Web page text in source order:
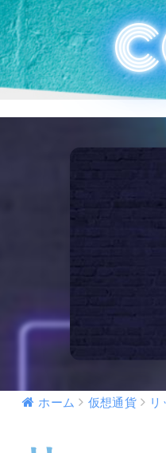
ホーム 仮想通貨 リ